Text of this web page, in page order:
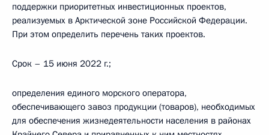
поддержки приоритетных инвестиционных проектов,
реализуемых в Арктической зоне Российской Федерации.
При этом определить перечень таких проектов.
Срок – 15 июня 2022 г.;
определения единого морского оператора,
обеспечивающего завоз продукции (товаров), необходимых
для обеспечения жизнедеятельности населения в районах